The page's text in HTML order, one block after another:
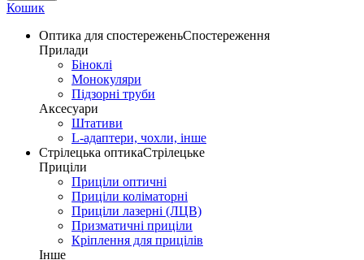
Кошик
Оптика для спостереженьСпостереження
Прилади
Біноклі
Монокуляри
Підзорні труби
Аксесуари
Штативи
L-адаптери, чохли, інше
Стрілецька оптикаСтрілецьке
Приціли
Приціли оптичні
Приціли коліматорні
Приціли лазерні (ЛЦВ)
Призматичні приціли
Кріплення для прицілів
Інше